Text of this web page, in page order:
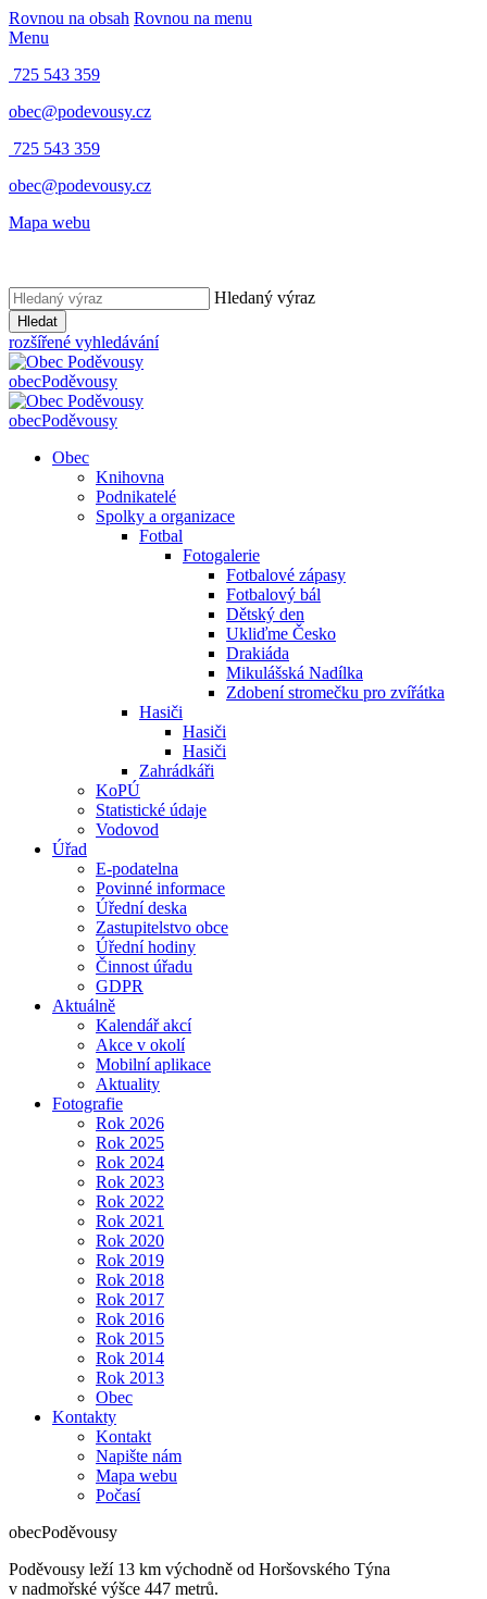
Rovnou na obsah Rovnou na menu
Menu
725 543 359
obec@podevousy.cz
725 543 359
obec@podevousy.cz
Mapa webu
Hledaný výraz
Hledat
rozšířené vyhledávání
obecPoděvousy
obecPoděvousy
Obec
Knihovna
Podnikatelé
Spolky a organizace
Fotbal
Fotogalerie
Fotbalové zápasy
Fotbalový bál
Dětský den
Ukliďme Česko
Drakiáda
Mikulášská Nadílka
Zdobení stromečku pro zvířátka
Hasiči
Hasiči
Hasiči
Zahrádkáři
KoPÚ
Statistické údaje
Vodovod
Úřad
E-podatelna
Povinné informace
Úřední deska
Zastupitelstvo obce
Úřední hodiny
Činnost úřadu
GDPR
Aktuálně
Kalendář akcí
Akce v okolí
Mobilní aplikace
Aktuality
Fotografie
Rok 2026
Rok 2025
Rok 2024
Rok 2023
Rok 2022
Rok 2021
Rok 2020
Rok 2019
Rok 2018
Rok 2017
Rok 2016
Rok 2015
Rok 2014
Rok 2013
Obec
Kontakty
Kontakt
Napište nám
Mapa webu
Počasí
obecPoděvousy
Poděvousy leží 13 km východně od Horšovského Týna
v nadmořské výšce 447 metrů.